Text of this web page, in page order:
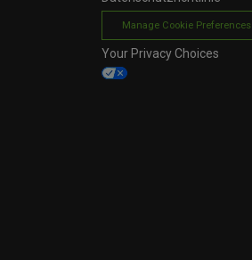
Manage Cookie Preferences
Your Privacy Choices